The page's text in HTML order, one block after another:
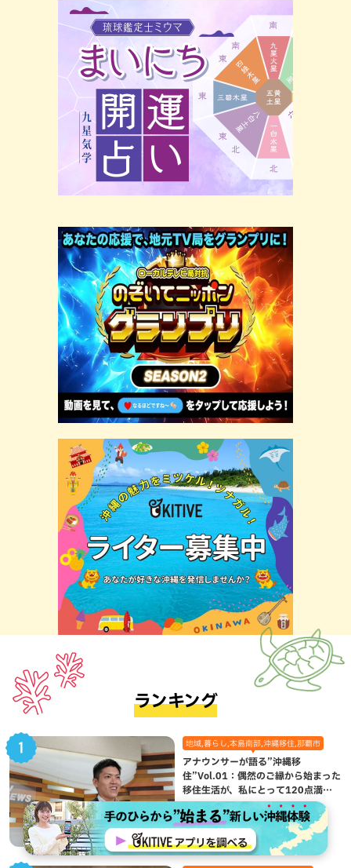
ランキング
地域,暮らし,本島南部,沖縄移住,那覇市
アナウンサーが語る”沖縄移
住”Vol.01：偶然のご縁から始まった
移住生活が、私にとって120点満点
になった理由